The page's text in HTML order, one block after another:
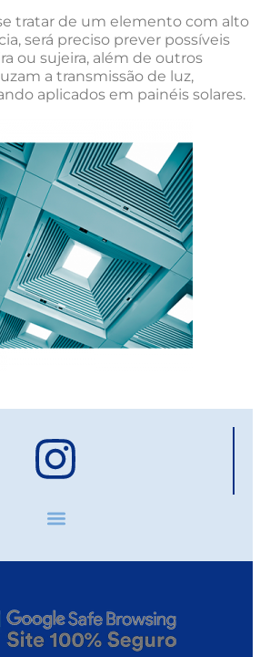
tratar de um elemento com alto
será preciso prever possíveis
ou sujeira, além de outros
a transmissão de luz,
aplicados em painéis solares.